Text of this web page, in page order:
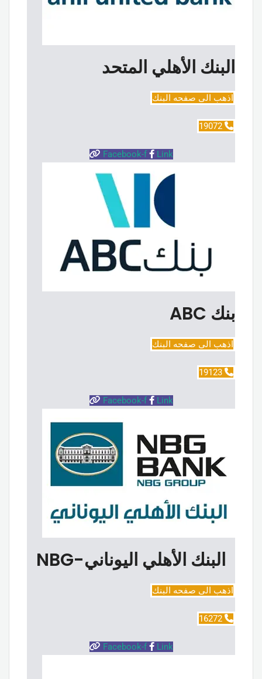
البنك الأهلي المتحد
اذهب الى صفحه البنك
19072
Facebook-f Link
بنك ABC
اذهب الى صفحه البنك
19123
Facebook-f Link
البنك الأهلي اليوناني-NBG
اذهب الى صفحه البنك
16272
Facebook-f Link